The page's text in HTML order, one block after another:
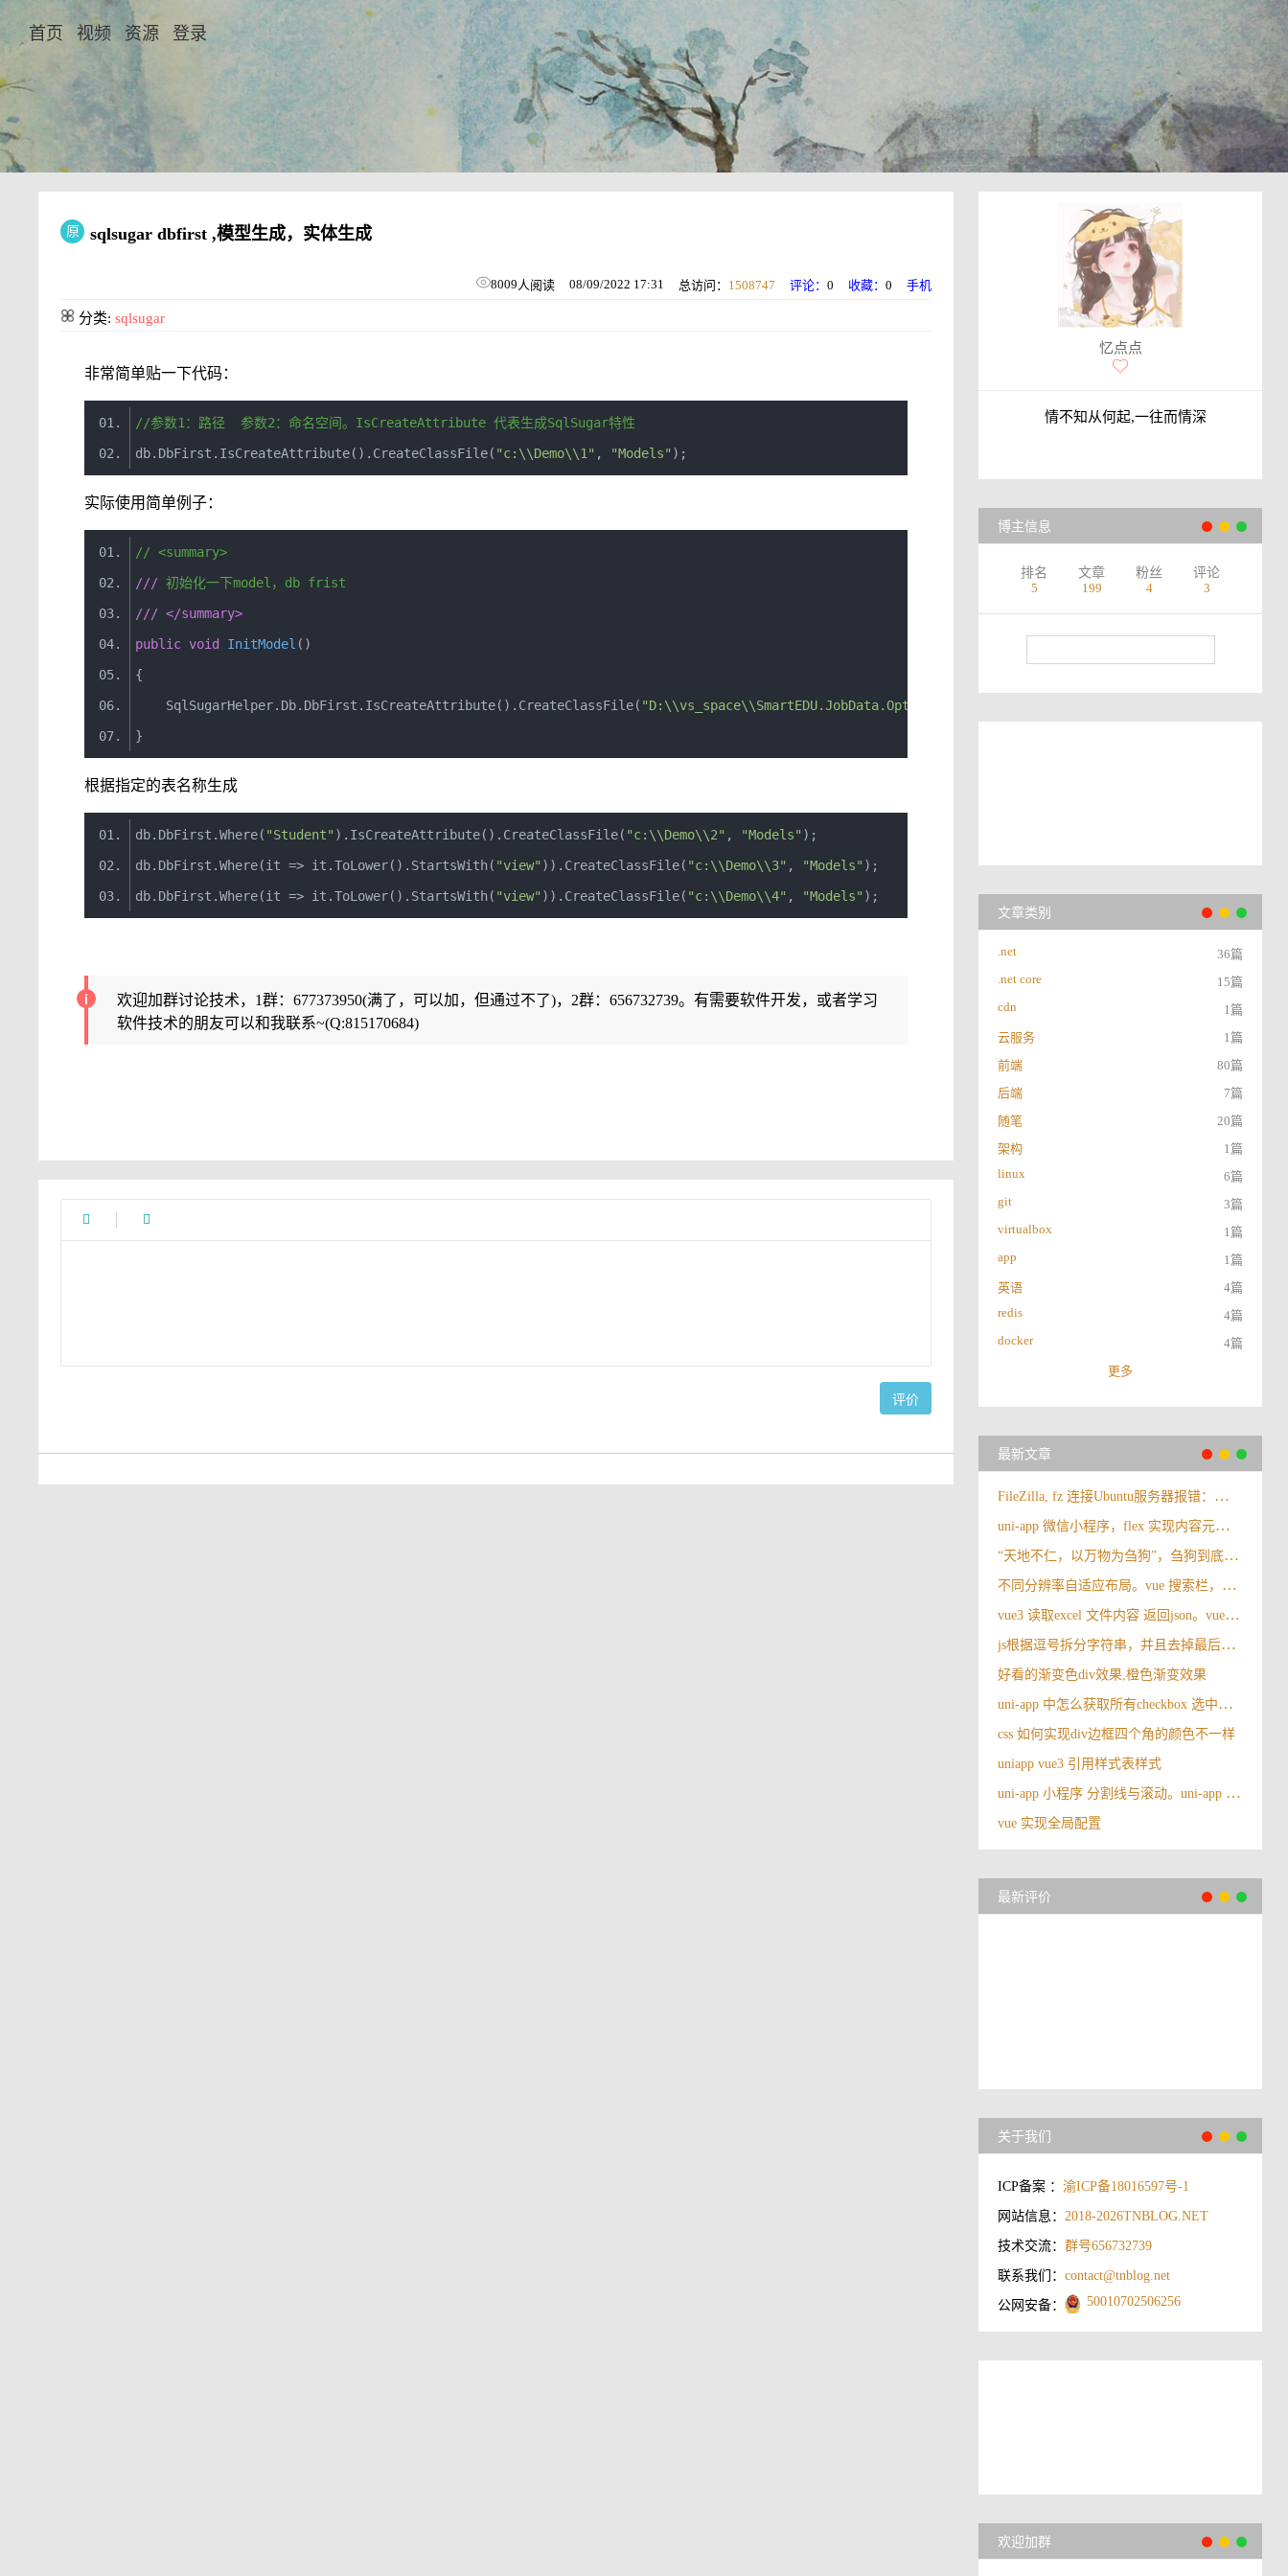
首页 视频 资源 登录
原 sqlsugar dbfirst ,模型生成，实体生成
8009人阅读 08/09/2022 17:31 总访问： 1508747 评论： 0 收藏： 0 手机
分类: sqlsugar
非常简单贴一下代码：
//参数1：路径  参数2：命名空间。IsCreateAttribute 代表生成SqlSugar特性
db. DbFirst . IsCreateAttribute(). CreateClassFile( "c:\\Demo\\1" , "Models" );
实际使用简单例子：
// <summary>
/// 初始化一下model，db frist
/// </summary>
public void InitModel ( )
{
SqlSugarHelper. Db. DbFirst . IsCreateAttribute(). CreateClassFile( "D:\\vs_space\\SmartEDU.JobData.Optimize\\SmartEDU.JobData.Domain\\BasicData"
}
根据指定的表名称生成
db. DbFirst .Where( "Student" ). IsCreateAttribute(). CreateClassFile( "c:\\Demo\\2" , "Models" );
db. DbFirst .Where(it => it .ToLower(). StartsWith( "view" )). CreateClassFile( "c:\\Demo\\3" , "Models" );
db. DbFirst .Where(it => it .ToLower(). StartsWith( "view" )). CreateClassFile( "c:\\Demo\\4" , "Models" );
欢迎加群讨论技术，1群：677373950(满了，可以加，但通过不了)，2群：656732739。有需要软件开发，或者学习
软件技术的朋友可以和我联系~(Q:815170684)
 
评价
忆点点
情不知从何起,一往而情深
博主信息
排名
5
文章
199
粉丝
4
评论
3
文章类别
.net
36篇
.net core
15篇
cdn
1篇
云服务
1篇
前端
80篇
后端
7篇
随笔
20篇
架构
1篇
linux
6篇
git
3篇
virtualbox
1篇
app
1篇
英语
4篇
redis
4篇
docker
4篇
更多
最新文章
FileZilla, fz 连接Ubuntu服务器报错：错误: 无法和 SFTP 服务器建立 FTP 连接，请选择合适的协议。
uni-app 微信小程序，flex 实现内容元素垂直与水平居中
“天地不仁，以万物为刍狗”，刍狗到底是啥？很多人都理解错了
不同分辨率自适应布局。vue 搜索栏，操作按钮自适应布局
vue3 读取excel 文件内容 返回json。vue3 导入excel
js根据逗号拆分字符串，并且去掉最后一个逗号
好看的渐变色div效果,橙色渐变效果
uni-app 中怎么获取所有checkbox 选中的值
css 如何实现div边框四个角的颜色不一样
uniapp vue3 引用样式表样式
uni-app 小程序 分割线与滚动。uni-app 中占满剩下高度，并且在剩下高度里边滚动
vue 实现全局配置
最新评价
关于我们
ICP备案 ：渝ICP备18016597号-1
网站信息：2018-2026TNBLOG.NET
技术交流：群号656732739
联系我们：contact@tnblog.net
公网安备： 50010702506256
欢迎加群